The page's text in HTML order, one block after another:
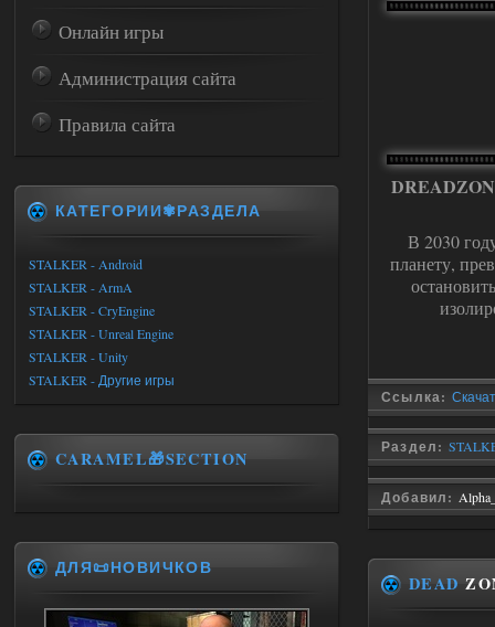
В 2030
планету,
Ссылка:
Раздел:
Добавил:
DEAD
Онлайн игры
Администрация сайта
Правила сайта
КАТЕГОРИИ✾РАЗДЕЛА
STALKER - Android
STALKER - ArmA
STALKER - CryEngine
STALKER - Unreal Engine
STALKER - Unity
STALKER - Другие игры
CARAMEL🎁SECTION
ДЛЯ📜НОВИЧКОВ